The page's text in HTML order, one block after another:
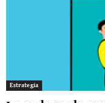
Estrategia